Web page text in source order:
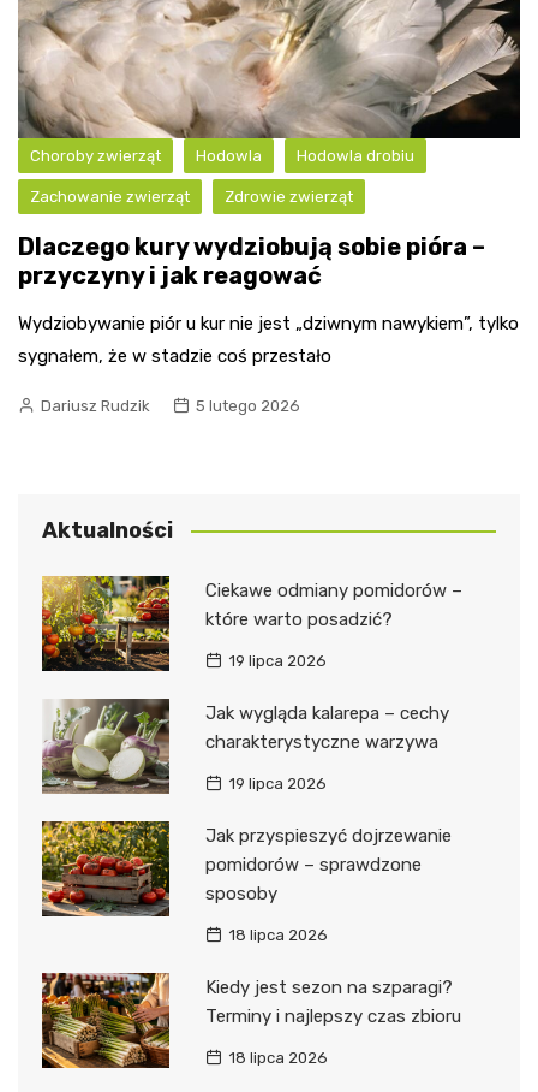
Choroby zwierząt Hodowla Hodowla drobiu
Zachowanie zwierząt Zdrowie zwierząt
Dlaczego kury wydziobują sobie pióra –
przyczyny i jak reagować
Wydziobywanie piór u kur nie jest „dziwnym nawykiem”, tylko
sygnałem, że w stadzie coś przestało
Dariusz Rudzik 5 lutego 2026
Aktualności
Ciekawe odmiany pomidorów –
które warto posadzić?
19 lipca 2026
Jak wygląda kalarepa – cechy
charakterystyczne warzywa
19 lipca 2026
Jak przyspieszyć dojrzewanie
pomidorów – sprawdzone
sposoby
18 lipca 2026
Kiedy jest sezon na szparagi?
Terminy i najlepszy czas zbioru
18 lipca 2026